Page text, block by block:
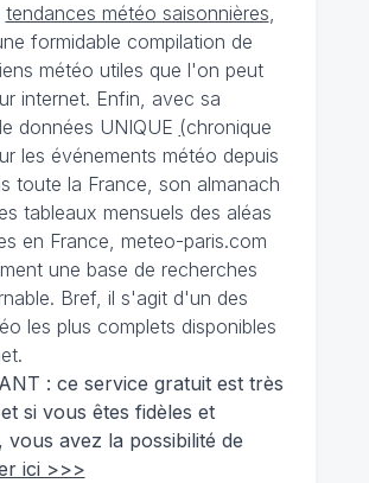
tendances météo saisonnières,
formidable compilation de
météo utiles que l'on peut
internet. Enfin, avec sa
données UNIQUE (chronique
les événements météo depuis
toute la France, son almanach
tableaux mensuels des aléas
en France, meteo-paris.com
une base de recherches
Bref, il s'agit d'un des
les plus complets disponibles
: ce service gratuit est très
si vous êtes fidèles et
vous avez la possibilité de
ici >>>